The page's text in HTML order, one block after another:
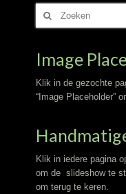
Zoek
Image
Klik in de gezochte
“Image Placeholder”
Klik in iedere pagina
om de slideshow te
om terug te keren.